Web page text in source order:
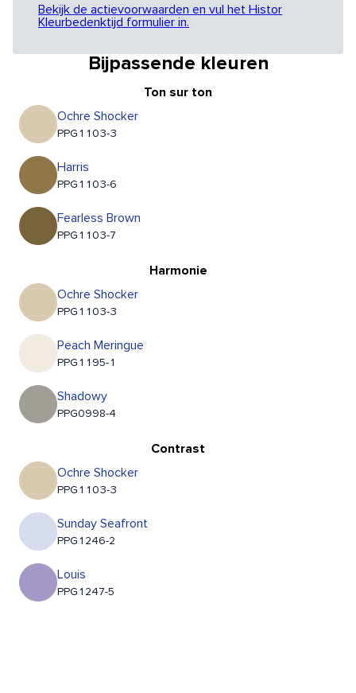
Bekijk de actievoorwaarden en vul het Histor
Kleurbedenktijd formulier in.
Bijpassende kleuren
Ton sur ton
Ochre Shocker
PPG1103-3
Harris
PPG1103-6
Fearless Brown
PPG1103-7
Harmonie
Ochre Shocker
PPG1103-3
Peach Meringue
PPG1195-1
Shadowy
PPG0998-4
Contrast
Ochre Shocker
PPG1103-3
Sunday Seafront
PPG1246-2
Louis
PPG1247-5